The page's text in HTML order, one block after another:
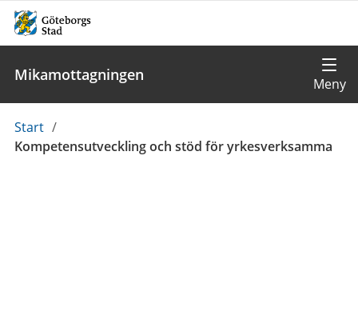
Mikamottagningen
Du
är
Start /
Kompetensutveckling och stöd för yrkesverksamma